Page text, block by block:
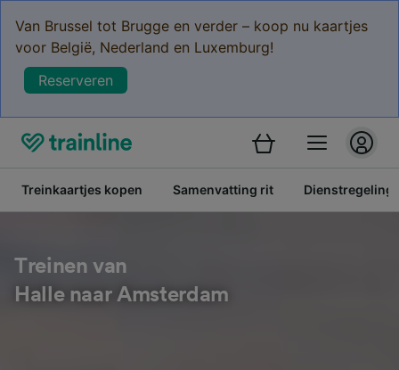
Van Brussel tot Brugge en verder – koop nu kaartjes
voor België, Nederland en Luxemburg!
Reserveren
Treinkaartjes kopen Samenvatting rit Dienstregeling
Treinen van
Halle naar Amsterdam